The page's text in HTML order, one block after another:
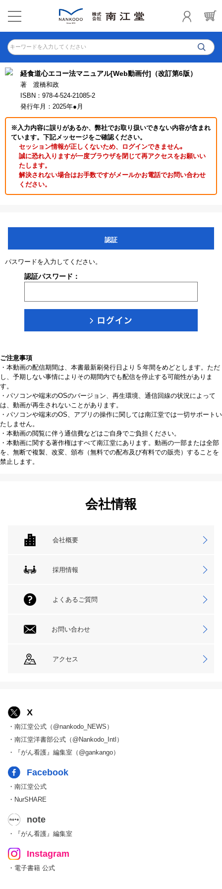
キーワードを入力してください
経食道心エコー法マニュアル[Web動画付]（改訂第6版）
著 渡橋和政
ISBN：978-4-524-21085-2
発行年月：2025年●月
※入力内容に誤りがあるか、弊社でお取り扱いできない内容が含まれ
ています。下記メッセージをご確認ください。
セッション情報が正しくないため、ログインできません｡
誠に恐れ入りますが一度ブラウザを閉じて再アクセスをお願いい
たします。
解決されない場合はお手数ですがメールかお電話でお問い合わせ
ください。
認証
パスワードを入力してください。
認証パスワード：
ご注意事項
・本動画の配信期間は、本書最新刷発行日より 5 年間をめどとします。ただ
し、予期しない事情によりその期間内でも配信を停止する可能性がありま
す。
・パソコンや端末のOSのバージョン、再生環境、通信回線の状況によって
は、動画が再生されないことがあります。
・パソコンや端末のOS、アプリの操作に関しては南江堂では一切サポートい
たしません。
・本動画の閲覧に伴う通信費などはご自身でご負担ください。
・本動画に関する著作権はすべて南江堂にあります。動画の一部または全部
を、無断で複製、改変、頒布（無料での配布及び有料での販売）することを
禁止します。
会社情報
会社概要
採用情報
よくあるご質問
お問い合わせ
アクセス
X
・南江堂公式（@nankodo_NEWS）
・南江堂洋書部公式（@Nankodo_Intl）
・『がん看護』編集室（@gankango）
Facebook
・南江堂公式
・NurSHARE
note
・『がん看護』編集室
Instagram
・電子書籍 公式